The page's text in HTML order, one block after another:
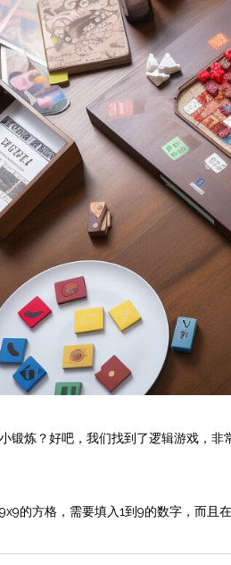
锻炼？好吧，我们找到了逻辑游戏，
的方格，需要填入1到9的数字，而且